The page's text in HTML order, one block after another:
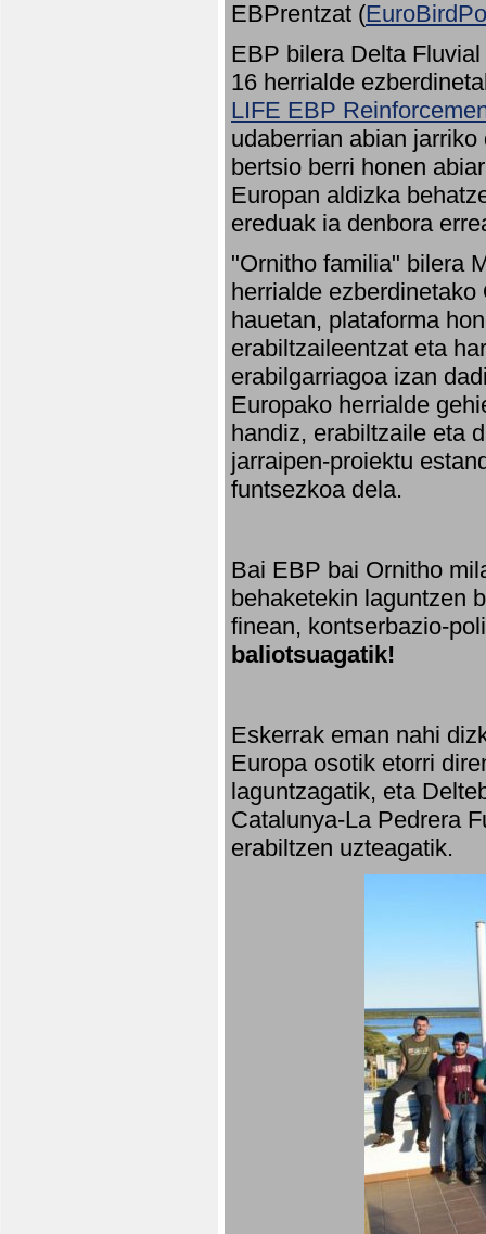
EBPrentzat (
EBP bilera Delta
16 herrialde
LIFE EBP
udaberrian abian
bertsio berri honen
Europan aldizka
ereduak ia denbora
"Ornitho familia" bilera
herrialde
hauetan, plataforma
erabiltzaileentzat eta
erabilgarriagoa izan
Europako herrialde
handiz, erabiltzaile eta
jarraipen-proiektu
funtsezkoa dela.
Bai EBP bai Ornitho
behaketekin laguntzen
finean, kontserbazio-
baliotsuagatik!
Eskerrak eman nahi
Europa osotik etorri
laguntzagatik, eta
Catalunya-La Pedrera
erabiltzen uzteagatik.